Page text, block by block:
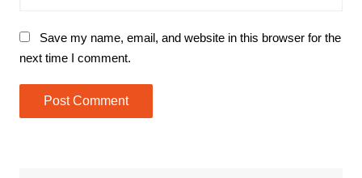
Save my name, email, and website in this browser for the
next time I comment.